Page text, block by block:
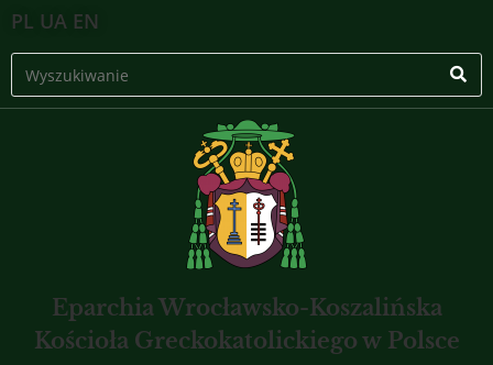
PL UA EN
Eparchia Wrocławsko-Koszalińska
Kościoła Greckokatolickiego w Polsce